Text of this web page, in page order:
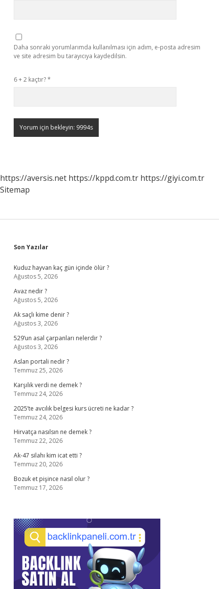
Daha sonraki yorumlarımda kullanılması için adım, e-posta adresim
ve site adresim bu tarayıcıya kaydedilsin.
6 + 2 kaçtır?*
https://aversis.net https://kppd.com.tr https://giyi.com.tr
Sitemap
Sidebar
Son Yazılar
Kuduz hayvan kaç gün içinde ölür ?
Ağustos 5, 2026
Avaz nedir ?
Ağustos 5, 2026
Ak saçlı kime denir ?
Ağustos 3, 2026
529’un asal çarpanları nelerdir ?
Ağustos 3, 2026
Aslan portali nedir ?
Temmuz 25, 2026
Karşılık verdi ne demek ?
Temmuz 24, 2026
2025’te avcılık belgesi kurs ücreti ne kadar ?
Temmuz 24, 2026
Hirvatça nasılsın ne demek ?
Temmuz 22, 2026
Ak-47 silahı kim icat etti ?
Temmuz 20, 2026
Bozuk et pişince nasıl olur ?
Temmuz 17, 2026